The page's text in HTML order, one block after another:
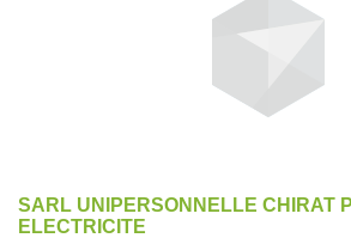
SARL UNIPERSONNELLE CHIRAT
ELECTRICITE